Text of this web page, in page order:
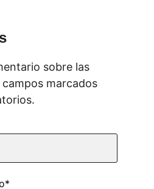
sobre las
marcados